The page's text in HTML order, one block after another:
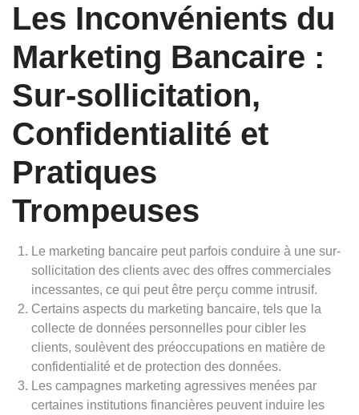
Les Inconvénients du
Marketing Bancaire :
Sur-sollicitation,
Confidentialité et
Pratiques
Trompeuses
Le marketing bancaire peut parfois conduire à une sur-
sollicitation des clients avec des offres commerciales
incessantes, ce qui peut être perçu comme intrusif.
Certains aspects du marketing bancaire, tels que la
collecte de données personnelles pour cibler les
clients, soulèvent des préoccupations en matière de
confidentialité et de protection des données.
Les campagnes marketing agressives menées par
certaines institutions financières peuvent induire les